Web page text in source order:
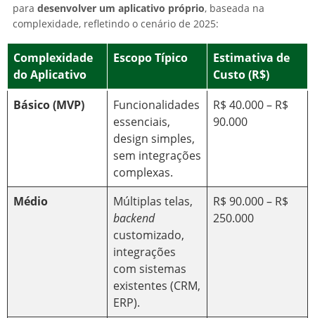
para desenvolver um aplicativo próprio, baseada na
complexidade, refletindo o cenário de 2025:
Complexidade
do Aplicativo
Escopo Típico
Estimativa de
Custo (R$)
Básico (MVP)
Funcionalidades
essenciais,
design simples,
sem integrações
complexas.
R$ 40.000 – R$
90.000
Médio
Múltiplas telas,
backend
customizado,
integrações
com sistemas
existentes (CRM,
ERP).
R$ 90.000 – R$
250.000